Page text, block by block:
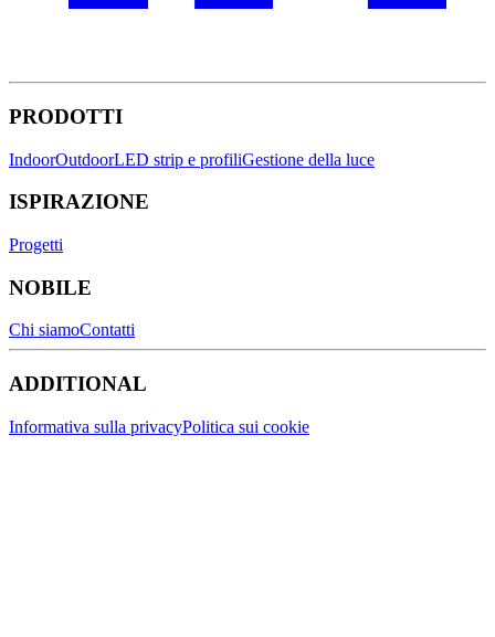
PRODOTTI
IndoorOutdoorLED strip e profiliGestione della luce
ISPIRAZIONE
Progetti
NOBILE
Chi siamoContatti
ADDITIONAL
Informativa sulla privacyPolitica sui cookie